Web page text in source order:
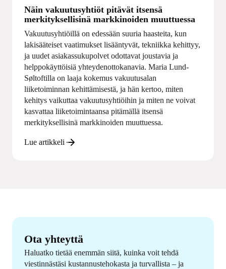
Näin vakuutusyhtiöt pitävät itsensä
merkityksellisinä markkinoiden muuttuessa
Vakuutusyhtiöillä on edessään suuria haasteita, kun
lakisääteiset vaatimukset lisääntyvät, tekniikka kehittyy,
ja uudet asiakassukupolvet odottavat joustavia ja
helppokäyttöisiä yhteydenottokanavia. Maria Lund-
Søltoftilla on laaja kokemus vakuutusalan
liiketoiminnan kehittämisestä, ja hän kertoo, miten
kehitys vaikuttaa vakuutusyhtiöihin ja miten ne voivat
kasvattaa liiketoimintaansa pitämällä itsensä
merkityksellisinä markkinoiden muuttuessa.
Lue artikkeli
Ota yhteyttä
Haluatko tietää enemmän siitä, kuinka voit tehdä
viestinnästäsi kustannustehokasta ja turvallista – ja